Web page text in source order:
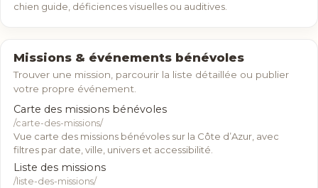
chien guide, déficiences visuelles ou auditives.
Missions & événements bénévoles
Trouver une mission, parcourir la liste détaillée ou publier
votre propre événement.
Carte des missions bénévoles
/carte-des-missions/
Vue carte des missions bénévoles sur la Côte d’Azur, avec
filtres par date, ville, univers et accessibilité.
Liste des missions
/liste-des-missions/